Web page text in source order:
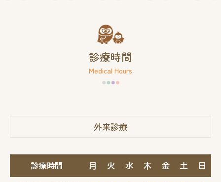
診療時間
Medical Hours
外来診療
診療時間 月 火 水 木 金 土 日